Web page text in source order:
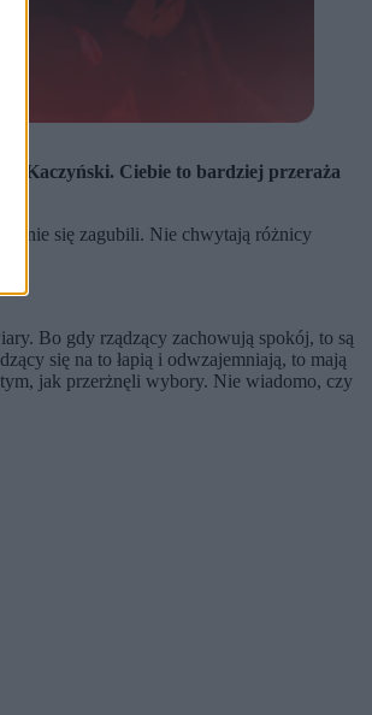
Kaczyński. Ciebie to bardziej przeraża
się zagubili. Nie chwytają różnicy
Bo gdy rządzący zachowują spokój, to są
się na to łapią i odwzajemniają, to mają
jak przerżnęli wybory. Nie wiadomo, czy